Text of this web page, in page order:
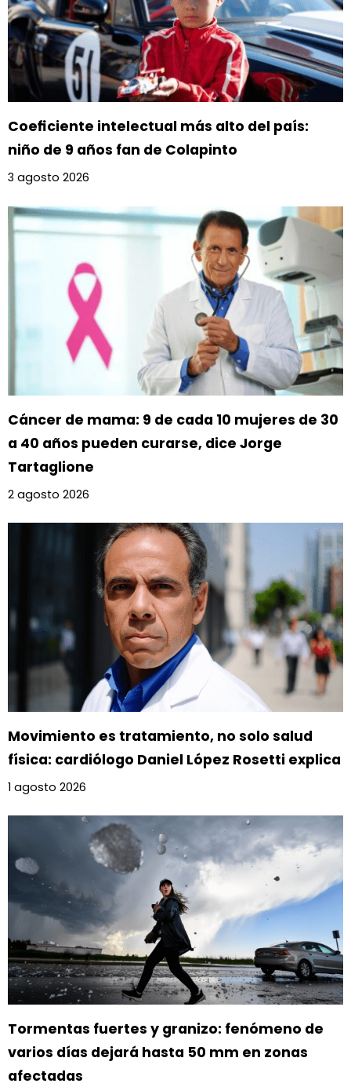
Coeficiente intelectual más alto del país:
niño de 9 años fan de Colapinto
3 agosto 2026
Cáncer de mama: 9 de cada 10 mujeres de 30
a 40 años pueden curarse, dice Jorge
Tartaglione
2 agosto 2026
Movimiento es tratamiento, no solo salud
física: cardiólogo Daniel López Rosetti explica
1 agosto 2026
Tormentas fuertes y granizo: fenómeno de
varios días dejará hasta 50 mm en zonas
afectadas